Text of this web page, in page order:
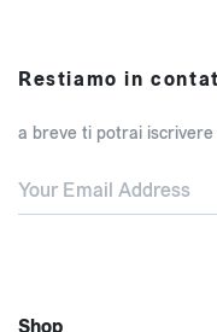
Restiamo in
a breve ti potrai
Shop